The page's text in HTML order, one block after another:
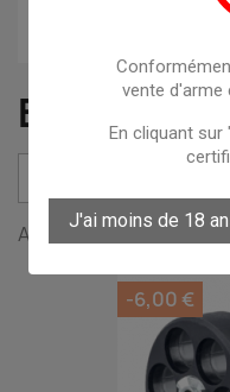
vente d'arme
En cliquant sur
J'ai moins de 18
BARILLETS
Affichage 1-12 de 14
-6,00 €